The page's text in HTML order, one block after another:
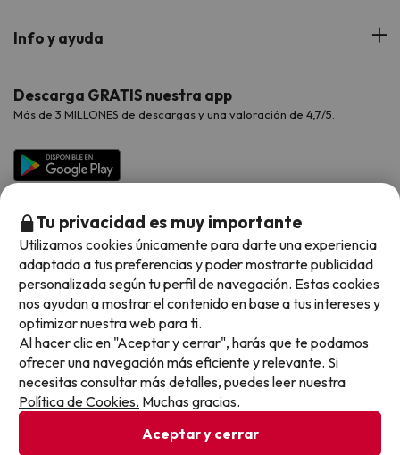
Proveedores
Viajes para grupos
Hoteles Galicia
Hoteles Salou
Viajes de Novios
Chollos con Todo Incluido
Chollos en la playa
Hoteles con toboganes
Selección de la Newsletter
Los favoritos de nuestros clientes
Verano
Vacaciones en Agosto
Vacaciones en Octubre
Vacaciones en Noviembre
Info y ayuda
Contáctanos
Preguntas frecuentes
Descarga GRATIS nuestra app
Más de 3 MILLONES de descargas y una valoración de 4,7/5.
Métodos de pago disponibles
Condiciones generales
Tu privacidad es muy importante
Utilizamos cookies únicamente para darte una experiencia
adaptada a tus preferencias y poder mostrarte publicidad
personalizada según tu perfil de navegación. Estas cookies
nos ayudan a mostrar el contenido en base a tus intereses y
optimizar nuestra web para ti.
Al hacer clic en "Aceptar y cerrar", harás que te podamos
ofrecer una navegación más eficiente y relevante. Si
necesitas consultar más detalles, puedes leer nuestra
Política de Cookies. Muchas gracias.
Aceptar y cerrar